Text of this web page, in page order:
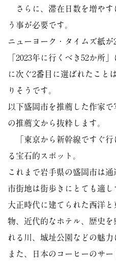
さらに、滞在日数を増やす
う事が必要です。
ニューヨーク・タイムズ紙が
「2023年に行くべき52か所
に次ぐ2番目に選ばれたこと
りそうです。
以下盛岡市を推薦した作家
の推薦文から抜粋します。
「東京から新幹線ですぐ行
る宝石的スポット。
これまで岩手県の盛岡市は通
市街地は街歩きにとても適し
大正時代に建てられた西洋
物、近代的なホテル、歴史
れる川、城址公園などの魅力
また、日本のコーヒーのサ